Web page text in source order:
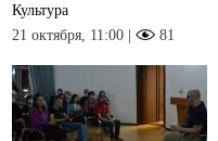
Культура
21 октября, 11:00 |
81